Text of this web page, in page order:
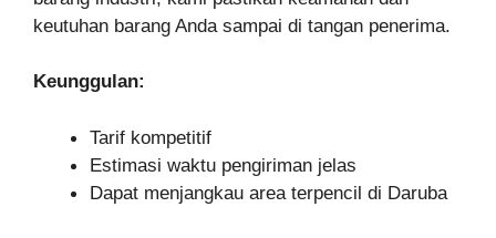
keutuhan barang Anda sampai di tangan penerima.
Keunggulan:
Tarif kompetitif
Estimasi waktu pengiriman jelas
Dapat menjangkau area terpencil di Daruba